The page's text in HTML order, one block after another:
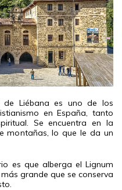
de Liébana es uno de los
en España, tanto
Se encuentra en la
montañas, lo que le da un
es que alberga el Lignum
grande que se conserva